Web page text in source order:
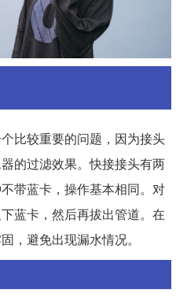
比较重要的问题，因为接头
的过滤效果。快接接头有两
带蓝卡，操作基本相同。对
蓝卡，然后再拔出管道。在
，避免出现漏水情况。